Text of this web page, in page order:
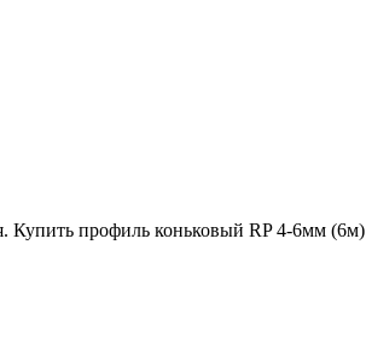
профиль коньковый RP 4-6мм